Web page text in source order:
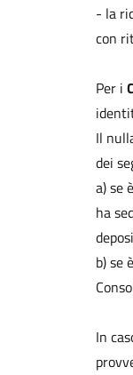
- la
con
Per i
Il
dei
a) se
ha
b) se
In